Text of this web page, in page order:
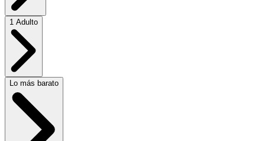
1 Adulto
Lo más barato